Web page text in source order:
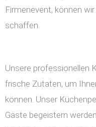
Firmenevent, können
schaffen.
Unsere professionellen
frische Zutaten, um
können. Unser
Gäste begeistern